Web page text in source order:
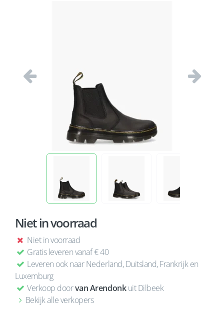
Vorige
Niet in voorraad
Niet in voorraad
Gratis leveren vanaf € 40
Leveren ook naar Nederland, Duitsland, Frankrijk en
Luxemburg
Verkoop doorvan Arendonkuit Dilbeek
Bekijk alle verkopers